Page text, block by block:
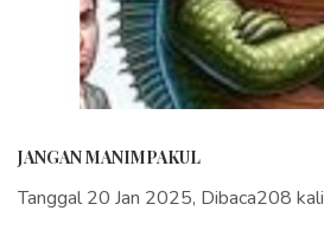
JANGAN MANIMPAKUL
Tanggal 20 Jan 2025, Dibaca208 kali